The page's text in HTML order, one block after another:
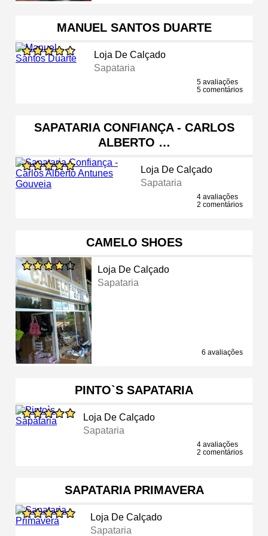
MANUEL SANTOS DUARTE
Loja De Calçado
Sapataria
5 avaliações
5 comentários
SAPATARIA CONFIANÇA - CARLOS
ALBERTO …
Loja De Calçado
Sapataria
4 avaliações
2 comentários
CAMELO SHOES
Loja De Calçado
Sapataria
6 avaliações
PINTO`S SAPATARIA
Loja De Calçado
Sapataria
4 avaliações
2 comentários
SAPATARIA PRIMAVERA
Loja De Calçado
Sapataria